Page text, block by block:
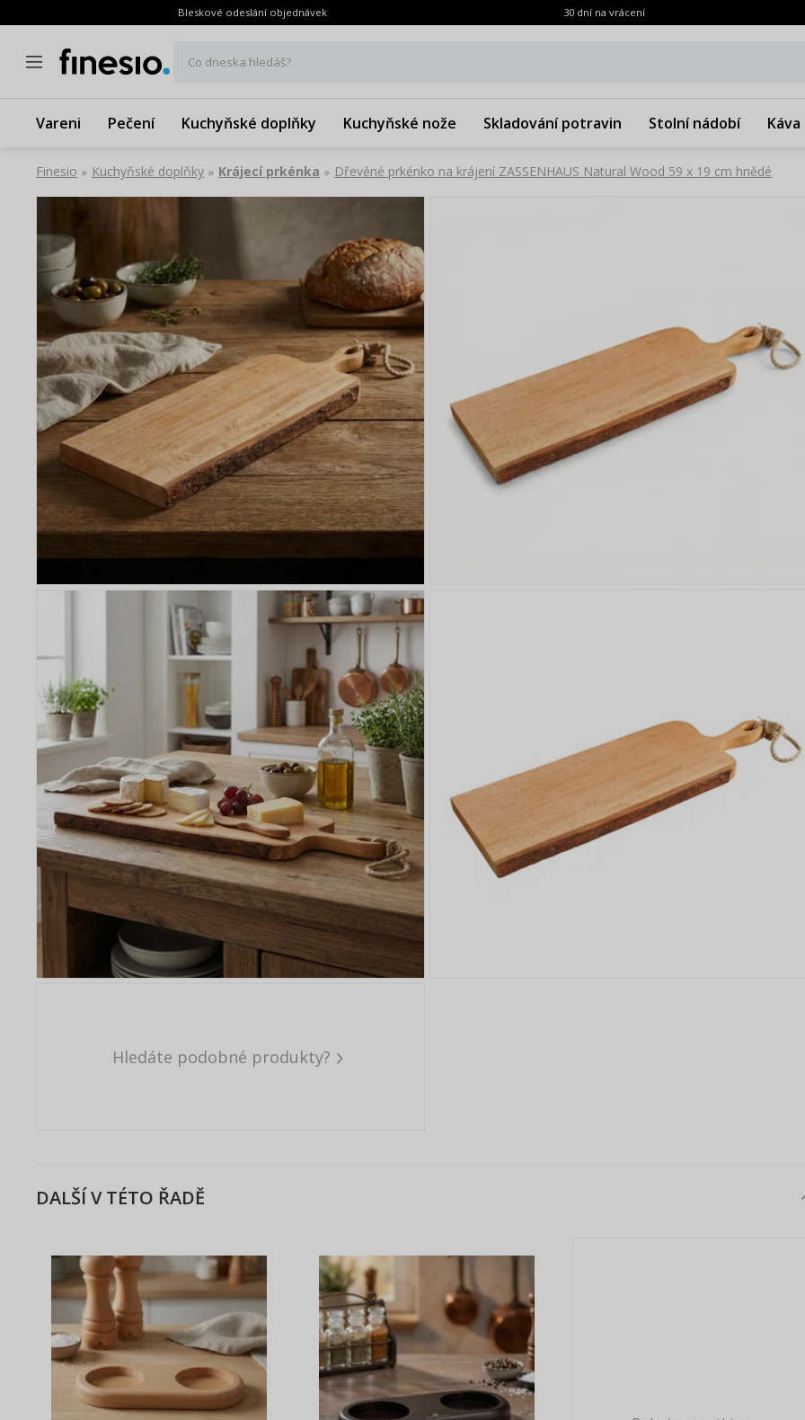
Bleskové odeslání objednávek 30 dní na vrácení
Co dneska hledáš?
Vareni Pečení Kuchyňské doplňky Kuchyňské nože Skladování potravin Stolní nádobí Káva
Finesio » Kuchyňské doplňky » Krájecí prkénka » Dřevěné prkénko na krájení ZASSENHAUS Natural Wood 59 x 19 cm hnědé
Hledáte podobné produkty?
DALŠÍ V TÉTO ŘADĚ